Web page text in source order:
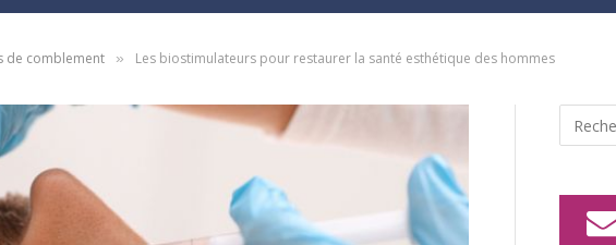
de comblement » Les biostimulateurs pour restaurer la santé esthétique des hommes